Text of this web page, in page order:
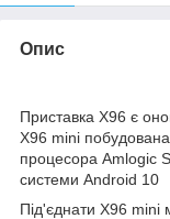
Опис
Приставка X96 є
Х96 mini побудована
процесора Amlogic
системи Android 10
Під'єднати Х96 mini